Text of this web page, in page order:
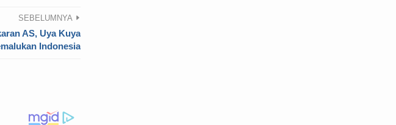
SEBELUMNYA
AS, Uya Kuya
Indonesia